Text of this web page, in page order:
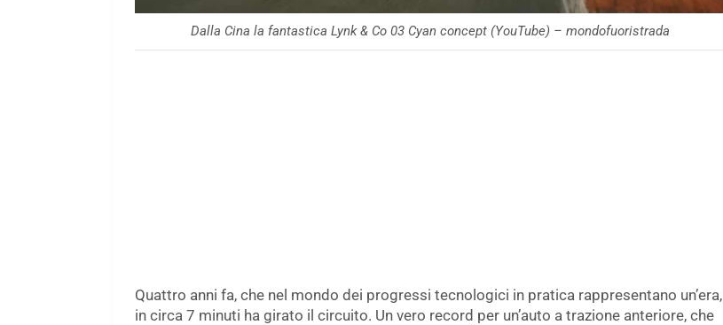
Dalla Cina la fantastica Lynk & Co 03 Cyan concept (YouTube) – mondofuoristrada
Quattro anni fa, che nel mondo dei progressi tecnologici in pratica rappresentano un’era,
in circa 7 minuti ha girato il circuito. Un vero record per un’auto a trazione anteriore, che